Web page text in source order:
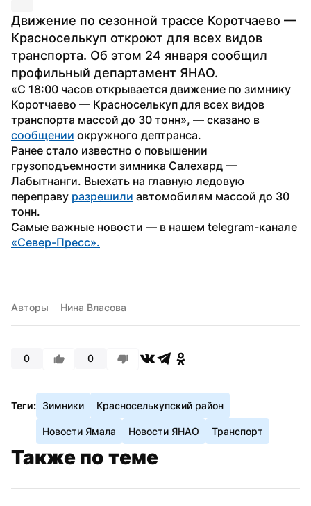
Движение по сезонной трассе Коротчаево —
Красноселькуп откроют для всех видов
транспорта. Об этом 24 января сообщил
профильный департамент ЯНАО.
«С 18:00 часов открывается движение по зимнику
Коротчаево — Красноселькуп для всех видов
сообщении окружного дептранса.
Ранее стало известно о повышении
грузоподъемности зимника Салехард —
Лабытнанги. Выехать на главную ледовую
переправу разрешили автомобилям массой до 30
тонн.
«Север-Пресс».
Авторы Нина Власова
0 0
Теги: Зимники Красноселькупский район
Новости Ямала Новости ЯНАО Транспорт
Также по теме